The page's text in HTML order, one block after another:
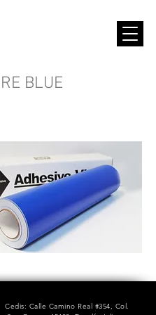
BLUE
Cedis: Calle Camino Real #354, Col.